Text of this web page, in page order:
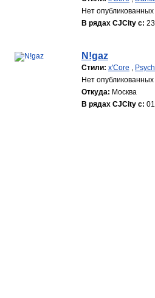
Нет опубликованных
В рядах CJCity с:
N!gaz
Стили: x'Core ,
Нет опубликованных
Откуда: Москва
В рядах CJCity с: